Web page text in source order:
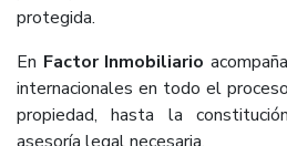
protegida.
En Factor Inmobiliario
internacionales en todo el
propiedad, hasta la
asesoría legal necesaria.